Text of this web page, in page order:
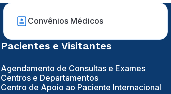
Convênios Médicos
Pacientes e Visitantes
Agendamento de Consultas e Exames
Centros e Departamentos
Centro de Apoio ao Paciente Internacional